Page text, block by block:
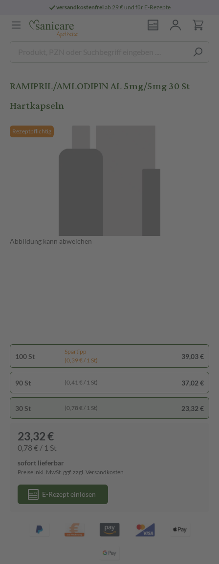
versandkostenfreiab 29 € und für E-Rezepte
RAMIPRIL/AMLODIPIN AL 5mg/5mg 30 St
Hartkapseln
Rezeptpflichtig
Abbildung kann abweichen
100 St
Spartipp
(0,39 € / 1 St)
39,03 €
90 St (0,41 € / 1 St) 37,02 €
30 St (0,78 € / 1 St) 23,32 €
23,32 €
0,78 € / 1 St
sofort lieferbar
Preise inkl. MwSt. ggf. zzgl. Versandkosten
E-Rezept einlösen